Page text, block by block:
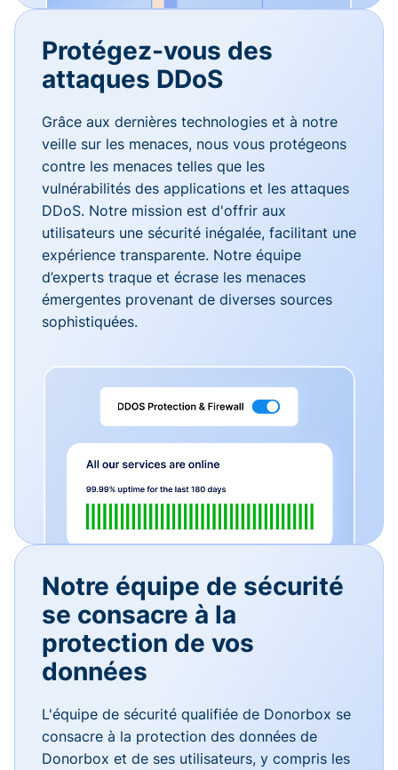
Protégez-vous des
attaques DDoS
Grâce aux dernières technologies et à notre
veille sur les menaces, nous vous protégeons
contre les menaces telles que les
vulnérabilités des applications et les attaques
DDoS. Notre mission est d'offrir aux
utilisateurs une sécurité inégalée, facilitant une
expérience transparente. Notre équipe
d’experts traque et écrase les menaces
émergentes provenant de diverses sources
sophistiquées.
Notre équipe de sécurité
se consacre à la
protection de vos
données
L'équipe de sécurité qualifiée de Donorbox se
consacre à la protection des données de
Donorbox et de ses utilisateurs, y compris les